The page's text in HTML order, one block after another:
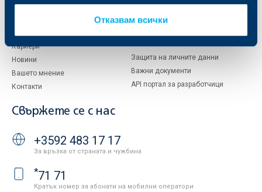
Отказвам всички
Тарифи и общи условия
Кариери
Новини
Вашето мнение
Контакти
Продажба на имоти
Защита на личните данни
Важни документи
API портал за разработчици
Свържете се с нас
+3592 483 17 17
За връзка от страната и чужбина
*71 71
Кратък номер за абонати на мобилни оператори